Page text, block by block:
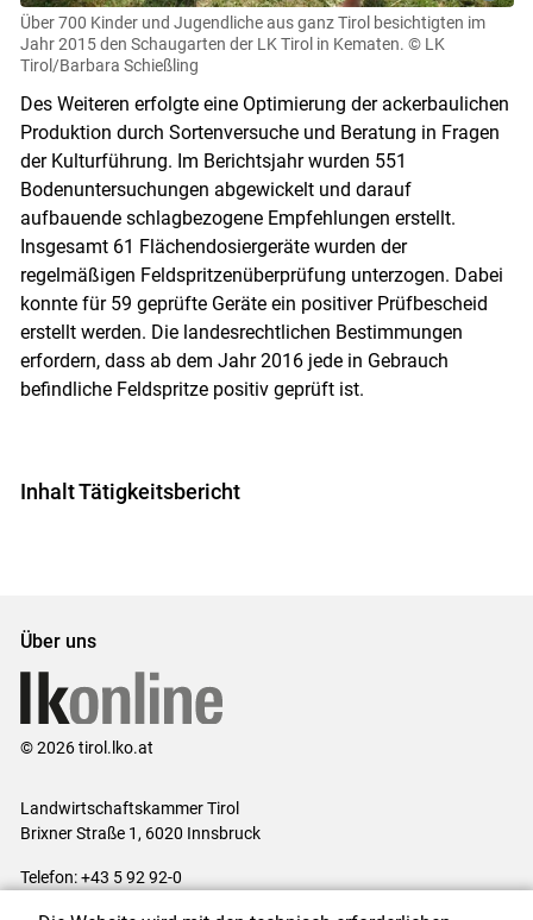
Über 700 Kinder und Jugendliche aus ganz Tirol besichtigten im
Jahr 2015 den Schaugarten der LK Tirol in Kematen. © LK
Tirol/Barbara Schießling
Des Weiteren erfolgte eine Optimierung der ackerbaulichen
Produktion durch Sortenversuche und Beratung in Fragen
der Kulturführung. Im Berichtsjahr wurden 551
Bodenuntersuchungen abgewickelt und darauf
aufbauende schlagbezogene Empfehlungen erstellt.
Insgesamt 61 Flächendosiergeräte wurden der
regelmäßigen Feldspritzenüberprüfung unterzogen. Dabei
konnte für 59 geprüfte Geräte ein positiver Prüfbescheid
erstellt werden. Die landesrechtlichen Bestimmungen
erfordern, dass ab dem Jahr 2016 jede in Gebrauch
befindliche Feldspritze positiv geprüft ist.
Inhalt Tätigkeitsbericht
Über uns
© 2026 tirol.lko.at
Landwirtschaftskammer Tirol
Brixner Straße 1, 6020 Innsbruck
Telefon: +43 5 92 92-0